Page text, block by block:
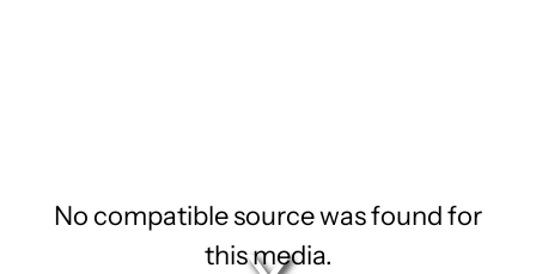
No compatible source was found for
this media.